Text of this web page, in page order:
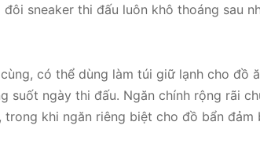
sneaker thi đấu luôn khô thoáng sau
có thể dùng làm túi giữ lạnh cho đồ
suốt ngày thi đấu. Ngăn chính rộng rãi
khi ngăn riêng biệt cho đồ bẩn đảm